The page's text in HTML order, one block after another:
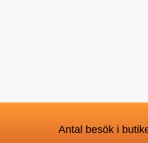
Antal besök i